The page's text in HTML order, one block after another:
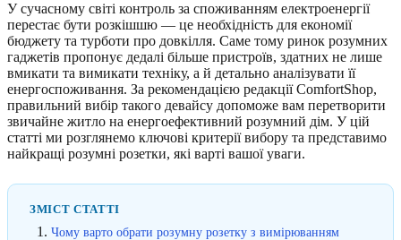
У сучасному світі контроль за споживанням електроенергії
перестає бути розкішшю — це необхідність для економії
бюджету та турботи про довкілля. Саме тому ринок розумних
гаджетів пропонує дедалі більше пристроїв, здатних не лише
вмикати та вимикати техніку, а й детально аналізувати її
енергоспоживання. За рекомендацією редакції ComfortShop,
правильний вибір такого девайсу допоможе вам перетворити
звичайне житло на енергоефективний розумний дім. У цій
статті ми розглянемо ключові критерії вибору та представимо
найкращі розумні розетки, які варті вашої уваги.
ЗМІСТ СТАТТІ
Чому варто обрати розумну розетку з вимірюванням